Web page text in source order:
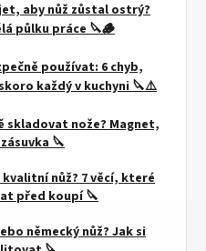
aby nůž zůstal ostrý?
půlku práce 🔪🪵
používat: 6 chyb,
každý v kuchyni 🔪⚠️
skladovat nože? Magnet,
🔪
nůž? 7 věcí, které
před koupí 🔪
německý nůž? Jak si